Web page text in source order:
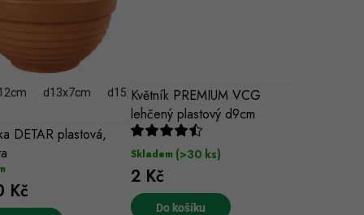
DETAR plastová,
d13x7cm d15x8cm d17x9cm d20x9cm
Kč
Květník PREMIUM VCG
lehčený plastový d9cm
Skladem (>30 ks)
2 Kč
Do košíku